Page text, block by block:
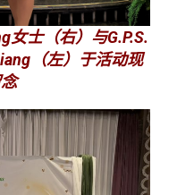
女士（右）与G.P.S.
（左）于活动现